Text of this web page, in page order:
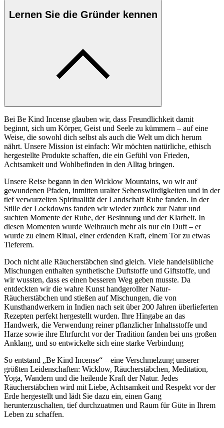
Lernen Sie die Gründer kennen
Bei Be Kind Incense glauben wir, dass Freundlichkeit damit
beginnt, sich um Körper, Geist und Seele zu kümmern – auf eine
Weise, die sowohl dich selbst als auch die Welt um dich herum
nährt. Unsere Mission ist einfach: Wir möchten natürliche, ethisch
hergestellte Produkte schaffen, die ein Gefühl von Frieden,
Achtsamkeit und Wohlbefinden in den Alltag bringen.
Unsere Reise begann in den Wicklow Mountains, wo wir auf
gewundenen Pfaden, inmitten uralter Sehenswürdigkeiten und in der
tief verwurzelten Spiritualität der Landschaft Ruhe fanden. In der
Stille der Lockdowns fanden wir wieder zurück zur Natur und
suchten Momente der Ruhe, der Besinnung und der Klarheit. In
diesen Momenten wurde Weihrauch mehr als nur ein Duft – er
wurde zu einem Ritual, einer erdenden Kraft, einem Tor zu etwas
Tieferem.
Doch nicht alle Räucherstäbchen sind gleich. Viele handelsübliche
Mischungen enthalten synthetische Duftstoffe und Giftstoffe, und
wir wussten, dass es einen besseren Weg geben musste. Da
entdeckten wir die wahre Kunst handgerollter Natur-
Räucherstäbchen und stießen auf Mischungen, die von
Kunsthandwerkern in Indien nach seit über 200 Jahren überlieferten
Rezepten perfekt hergestellt wurden. Ihre Hingabe an das
Handwerk, die Verwendung reiner pflanzlicher Inhaltsstoffe und
Harze sowie ihre Ehrfurcht vor der Tradition fanden bei uns großen
Anklang, und so entwickelte sich eine starke Verbindung
So entstand „Be Kind Incense“ – eine Verschmelzung unserer
größten Leidenschaften: Wicklow, Räucherstäbchen, Meditation,
Yoga, Wandern und die heilende Kraft der Natur. Jedes
Räucherstäbchen wird mit Liebe, Achtsamkeit und Respekt vor der
Erde hergestellt und lädt Sie dazu ein, einen Gang
herunterzuschalten, tief durchzuatmen und Raum für Güte in Ihrem
Leben zu schaffen.